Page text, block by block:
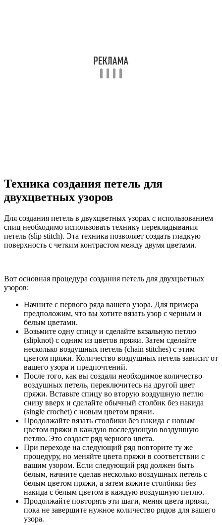
Техника создания петель для
двухцветных узоров
Для создания петель в двухцветных узорах с использованием
спиц необходимо использовать технику перекладывания
петель (slip stitch). Эта техника позволяет создать гладкую
поверхность с четким контрастом между двумя цветами.
Вот основная процедура создания петель для двухцветных
узоров:
Начните с первого ряда вашего узора. Для примера
предположим, что вы хотите вязать узор с черным и
белым цветами.
Возьмите одну спицу и сделайте вязальную петлю
(slipknot) с одним из цветов пряжи. Затем сделайте
несколько воздушных петель (chain stitches) с этим
цветом пряжи. Количество воздушных петель зависит от
вашего узора и предпочтений.
После того, как вы создали необходимое количество
воздушных петель, переключитесь на другой цвет
пряжи. Вставьте спицу во вторую воздушную петлю
снизу вверх и сделайте обычный столбик без накида
(single crochet) с новым цветом пряжи.
Продолжайте вязать столбики без накида с новым
цветом пряжи в каждую последующую воздушную
петлю. Это создаст ряд черного цвета.
При переходе на следующий ряд повторите ту же
процедуру, но меняйте цвета пряжи в соответствии с
вашим узором. Если следующий ряд должен быть
белым, начните сделав несколько воздушных петель с
белым цветом пряжи, а затем вяжите столбики без
накида с белым цветом в каждую воздушную петлю.
Продолжайте повторять эти шаги, меняя цвета пряжи,
пока не завершите нужное количество рядов для вашего
узора.